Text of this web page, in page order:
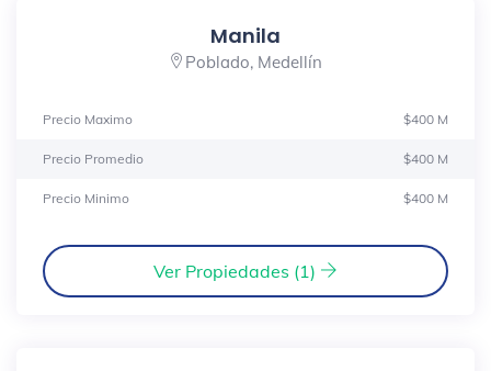
Manila
Poblado, Medellín
Precio Maximo $400 M
Precio Promedio $400 M
Precio Minimo $400 M
Ver Propiedades (1)